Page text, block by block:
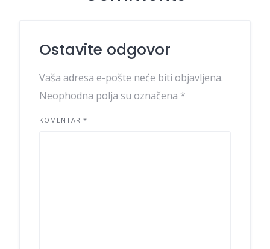
Ostavite odgovor
Vaša adresa e-pošte neće biti objavljena.
Neophodna polja su označena *
KOMENTAR *